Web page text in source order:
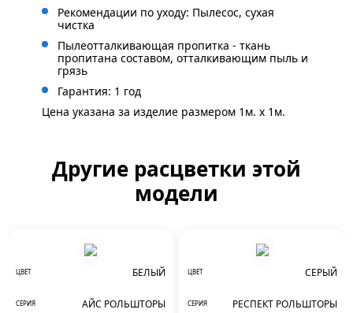
Рекомендации по уходу: Пылесос, сухая
чистка
Пылеотталкивающая пропитка - ткань
пропитана составом, отталкивающим пыль и
грязь
Гарантия: 1 год
Цена указана за изделие размером 1м. x 1м.
Другие расцветки этой
модели
ЦВЕТ БЕЛЫЙ
СЕРИЯ АЙС РОЛЬШТОРЫ
ЦВЕТ СЕРЫЙ
СЕРИЯ РЕСПЕКТ РОЛЬШТОРЫ